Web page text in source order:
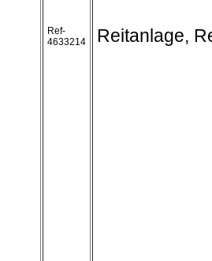
Ref-
4633214
Reitanlage,